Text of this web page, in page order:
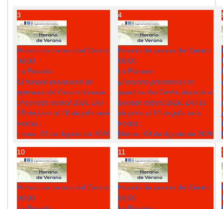
3
Horario de verano del Centro
08:00
La Escuela
El horario provisional de
apertura del Centro durante
el periodo estival 2026: Del
15 de junio al 10 de julio será
Fecha :
Lunes, 03 de Agosto de 2026
4
Horario de verano del Centro
08:00
La Escuela
El horario provisional de
apertura del Centro durante el
periodo estival 2026: Del 15
de junio al 10 de julio será
Fecha :
Martes, 04 de Agosto de 2026
10
Horario de verano del Centro
08:00
11
Horario de verano del Centro
08:00